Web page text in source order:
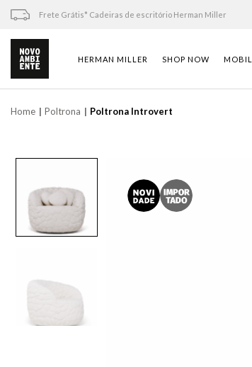
Skip
content
Frete Grátis* Cadeiras de escritório Herman Miller
HERMAN MILLER SHOP NOW
Home Poltrona Poltrona Introvert